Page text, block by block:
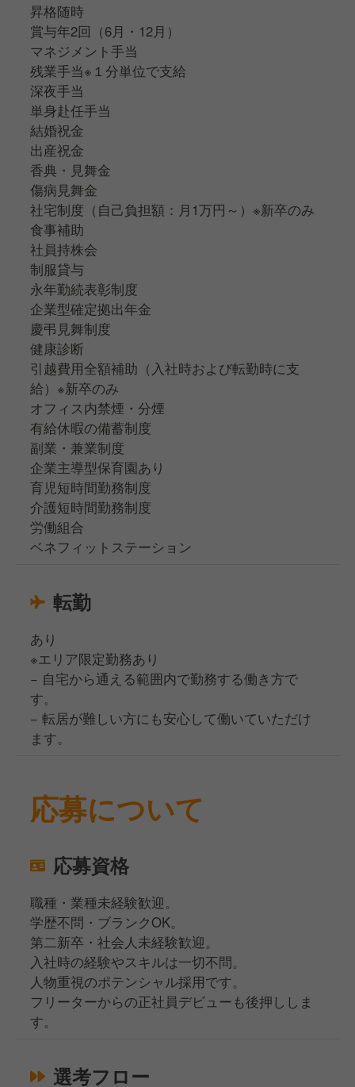
昇格随時
賞与年2回（6月・12月）
マネジメント手当
残業手当※１分単位で支給
深夜手当
単身赴任手当
結婚祝金
出産祝金
香典・見舞金
傷病見舞金
社宅制度（自己負担額：月1万円～）※新卒のみ
食事補助
社員持株会
制服貸与
永年勤続表彰制度
企業型確定拠出年金
慶弔見舞制度
健康診断
引越費用全額補助（入社時および転勤時に支
給）※新卒のみ
オフィス内禁煙・分煙
有給休暇の備蓄制度
副業・兼業制度
企業主導型保育園あり
育児短時間勤務制度
介護短時間勤務制度
労働組合
ベネフィットステーション
転勤
あり
※エリア限定勤務あり
− 自宅から通える範囲内で勤務する働き方で
す。
− 転居が難しい方にも安心して働いていただけ
ます。
応募について
応募資格
職種・業種未経験歓迎。
学歴不問・ブランクOK。
第二新卒・社会人未経験歓迎。
入社時の経験やスキルは一切不問。
人物重視のポテンシャル採用です。
フリーターからの正社員デビューも後押ししま
す。
選考フロー